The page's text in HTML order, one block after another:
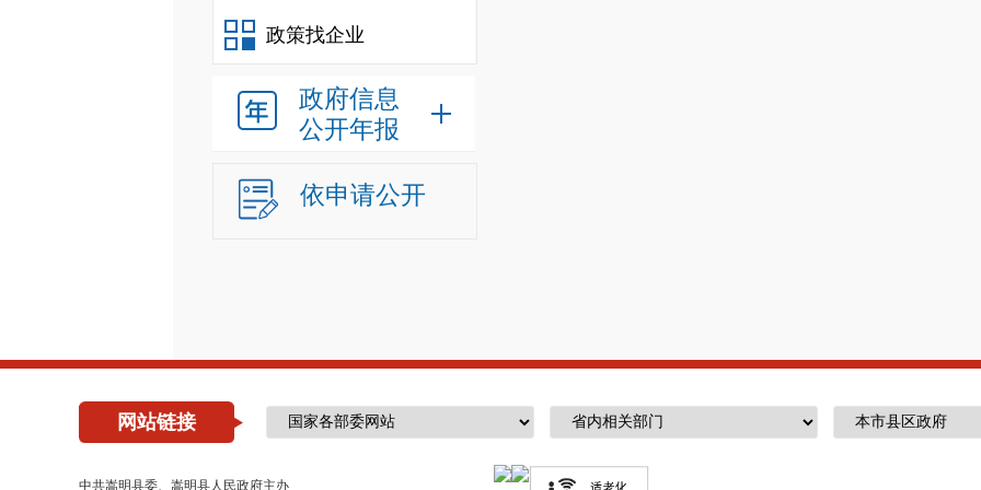
政策找企业
政府信息
公开年报
依申请公开
网站链接
中共嵩明县委、嵩明县人民政府主办